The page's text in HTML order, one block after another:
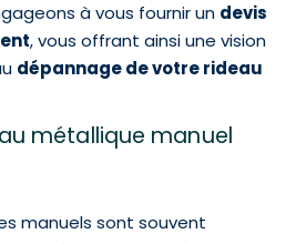
à vous fournir un devis
, vous offrant ainsi une vision
dépannage de votre rideau
métallique manuel
manuels sont souvent